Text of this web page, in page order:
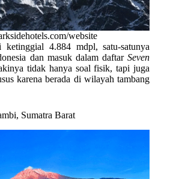
website
ketinggial 4.884 mdpl, satu-satunya
dan masuk dalam daftarSeven
tidak hanya soal fisik, tapi juga
karena berada di wilayah tambang
Sumatra Barat